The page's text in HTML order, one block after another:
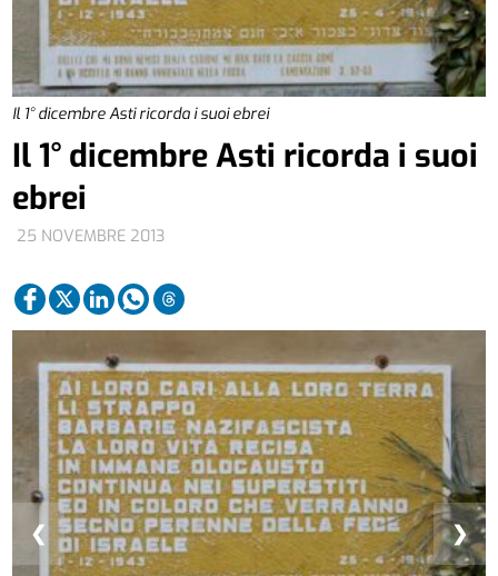
Il 1° dicembre Asti ricorda i suoi ebrei
25 NOVEMBRE 2013
Il 1° dicembre Asti ricorda i suoi
ebrei
❮ ❯